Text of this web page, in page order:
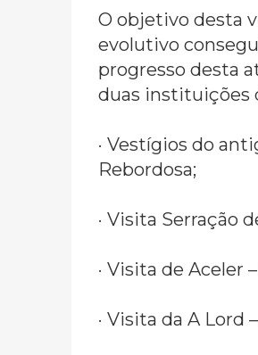
O objetivo desta
evolutivo
progresso desta
duas instituições
· Vestígios do
Rebordosa;
· Visita Serração
· Visita de Aceler
· Visita da A Lord